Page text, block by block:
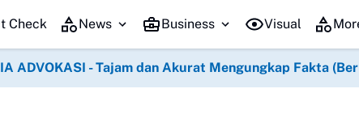
Check News Business Visual
ADVOKASI - Tajam dan Akurat Mengungkap Fakta